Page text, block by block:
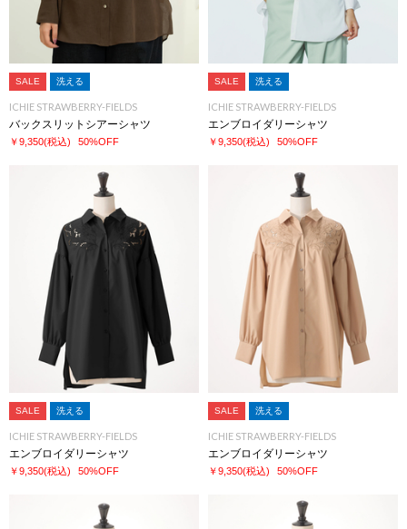
SALE 洗える
ICHIE STRAWBERRY-FIELDS
バックスリットシアーシャツ
￥9,350(税込) 50%OFF
SALE 洗える
ICHIE STRAWBERRY-FIELDS
エンブロイダリーシャツ
￥9,350(税込) 50%OFF
SALE 洗える
ICHIE STRAWBERRY-FIELDS
エンブロイダリーシャツ
￥9,350(税込) 50%OFF
SALE 洗える
ICHIE STRAWBERRY-FIELDS
エンブロイダリーシャツ
￥9,350(税込) 50%OFF